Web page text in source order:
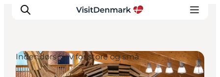
Indendørs sjov for store og små